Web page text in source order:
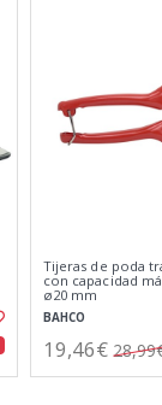
Tijeras de poda
con capacidad
ø20 mm
BAHCO
19,46€